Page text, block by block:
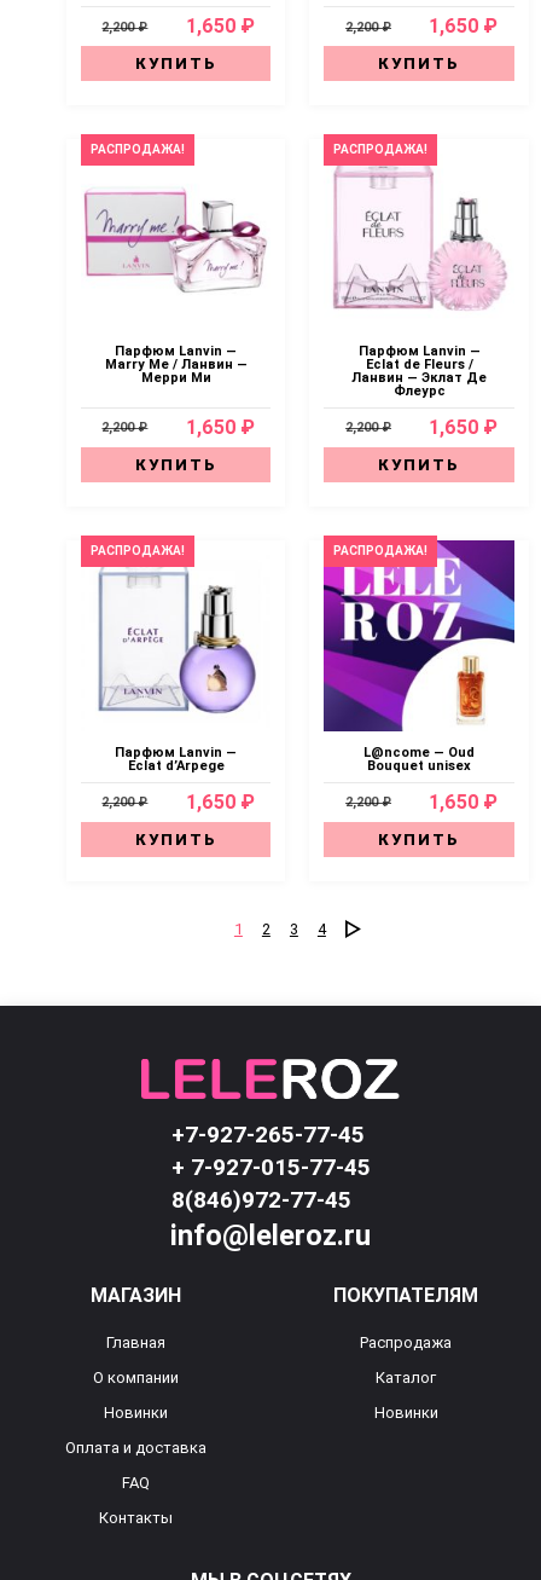
2,200 ₽ 1,650 ₽
КУПИТЬ
2,200 ₽ 1,650 ₽
КУПИТЬ
РАСПРОДАЖА!
Парфюм Lanvin —
Marry Me / Ланвин —
Мерри Ми
2,200 ₽ 1,650 ₽
КУПИТЬ
РАСПРОДАЖА!
Парфюм Lanvin —
Eclat de Fleurs /
Ланвин — Эклат Де
Флеурс
2,200 ₽ 1,650 ₽
КУПИТЬ
РАСПРОДАЖА!
Парфюм Lanvin —
Eclat d’Arpege
2,200 ₽ 1,650 ₽
КУПИТЬ
РАСПРОДАЖА!
L@ncome — Oud
Bouquet unisex
2,200 ₽ 1,650 ₽
КУПИТЬ
1 2 3 4
+7-927-265-77-45
+ 7-927-015-77-45
8(846)972-77-45
info@leleroz.ru
МАГАЗИН
Главная
О компании
Новинки
Оплата и доставка
FAQ
Контакты
ПОКУПАТЕЛЯМ
Распродажа
Каталог
Новинки